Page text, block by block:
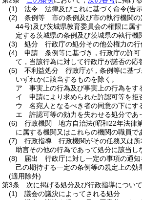
(1)
法令 法律及びこれに基づく命令(告
(2)
条例等 市の条例及び市の執行機関の
44号)及び茨城県教育委員会の権限に属
定する茨城県の条例及び茨城県の執行機
(3)
処分 行政庁の処分その他公権力の行
(4)
申請 条例等に基づき，行政庁の許可
て，当該行為に対して行政庁が諾否の応
(5)
不利益処分 行政庁が，条例等に基づ
いずれかに該当するものを除く。
ア
事実上の行為及び事実上の行為を
イ
申請により求められた許認可等を
ウ
名宛人となるべき者の同意の下にす
エ
許認可等の効力を失わせる処分で
(6)
行政機関 地方自治法(昭和22年法律
に属する機関又はこれらの機関の職員で
(7)
行政指導 行政機関がその任務又は所
助言その他の行為であって処分に該当し
(8)
届出 行政庁に対し一定の事項の通知
己の期待する一定の条例等の規定上の
(適用除外)
第3条
次に掲げる処分及び行政指導について
(1)
議会の議決によってされる処分